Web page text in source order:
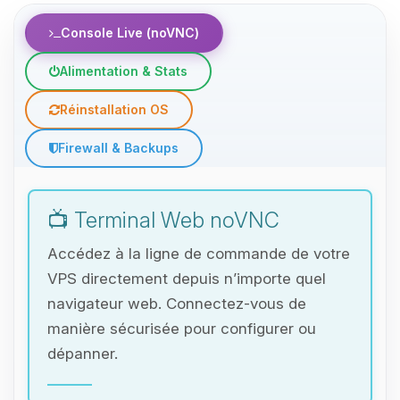
Console Live (noVNC)
Alimentation & Stats
Réinstallation OS
Firewall & Backups
📺 Terminal Web noVNC
Accédez à la ligne de commande de votre
VPS directement depuis n’importe quel
navigateur web. Connectez-vous de
manière sécurisée pour configurer ou
dépanner.